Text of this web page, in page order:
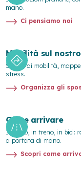
mano.
Ci pensiamo noi
Mobilità sul
Servizi di mobilità,
stress.
Organizza gli
Come arrivare
In auto, in treno, in bici:
a portata di mano.
Scopri come